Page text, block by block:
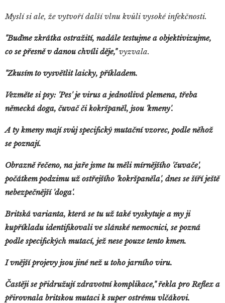
Myslí si ale, že vytvoří další vlnu kvůli vysoké infekčnosti.
"Buďme zkrátka ostražití, nadále testujme a objektivizujme,
co se přesně v danou chvíli děje,"vyzvala.
"Zkusím to vysvětlit laicky, příkladem.
Vezměte si psy: 'Pes' je virus a jednotlivá plemena, třeba
německá doga, čuvač či kokršpaněl, jsou 'kmeny'.
A ty kmeny mají svůj specifický mutační vzorec, podle něhož
se poznají.
Obrazně řečeno, na jaře jsme tu měli mírnějšího 'čuvače',
počátkem podzimu už ostřejšího 'kokršpaněla', dnes se šíří ještě
nebezpečnější 'doga'.
Britská varianta, která se tu už také vyskytuje a my ji
kupříkladu identifikovali ve slánské nemocnici, se pozná
podle specifických mutací, jež nese pouze tento kmen.
I vnější projevy jsou jiné než u toho jarního viru.
Častěji se přidružují zdravotní komplikace," řekla pro Reflex a
přirovnala britskou mutaci k super ostrému vlčákovi.